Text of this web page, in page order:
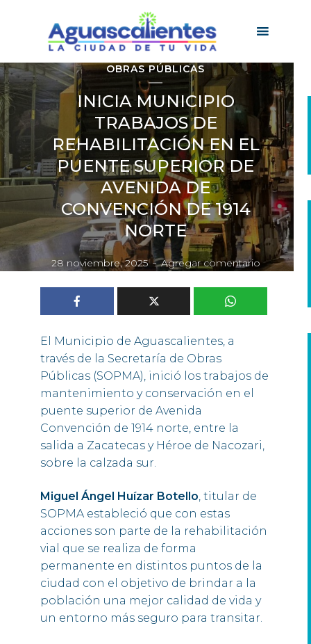
OBRAS PÚBLICAS
INICIA MUNICIPIO
TRABAJOS DE
REHABILITACIÓN EN EL
PUENTE SUPERIOR DE
AVENIDA DE
CONVENCIÓN DE 1914
NORTE
28 noviembre, 2025 Agregar comentario
El Municipio de Aguascalientes, a
través de la Secretaría de Obras
Públicas (SOPMA), inició los trabajos de
mantenimiento y conservación en el
puente superior de Avenida
Convención de 1914 norte, entre la
salida a Zacatecas y Héroe de Nacozari,
sobre la calzada sur.
Miguel Ángel Huízar Botello, titular de
SOPMA estableció que con estas
acciones son parte de la rehabilitación
vial que se realiza de forma
permanente en distintos puntos de la
ciudad con el objetivo de brindar a la
población una mejor calidad de vida y
un entorno más seguro para transitar.